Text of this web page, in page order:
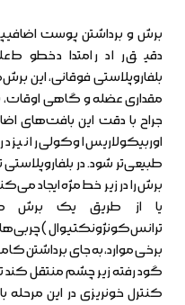
برش و برداشتن پوست
دقیق را در امتداد خطوط
بلفاروپلاستی فوقانی، این
مقداری عضله و گاهی اوقات،
جراح با دقت این بافت‌های
اوربیکولاریس اوکولی را
طبیعی‌تر شود. در بلفاروپلاستی
برش را در زیر خط مژه ایجاد
یا از طریق یک برش
ترانس‌کونژونکتیوال) چربی‌های
برخی موارد، به جای برداشتن
گود رفته زیر چشم منتقل کند
کنترل خونریزی در این